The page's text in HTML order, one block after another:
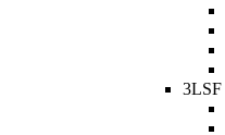
3LSF